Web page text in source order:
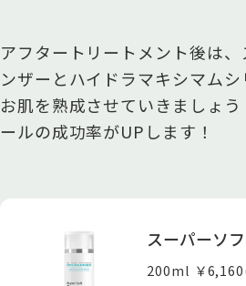
アフタートリートメント後は
ンザーとハイドラマキシマム
お肌を熟成させていきましょ
ールの成功率がUPします！
スーパーソ
200ml ￥